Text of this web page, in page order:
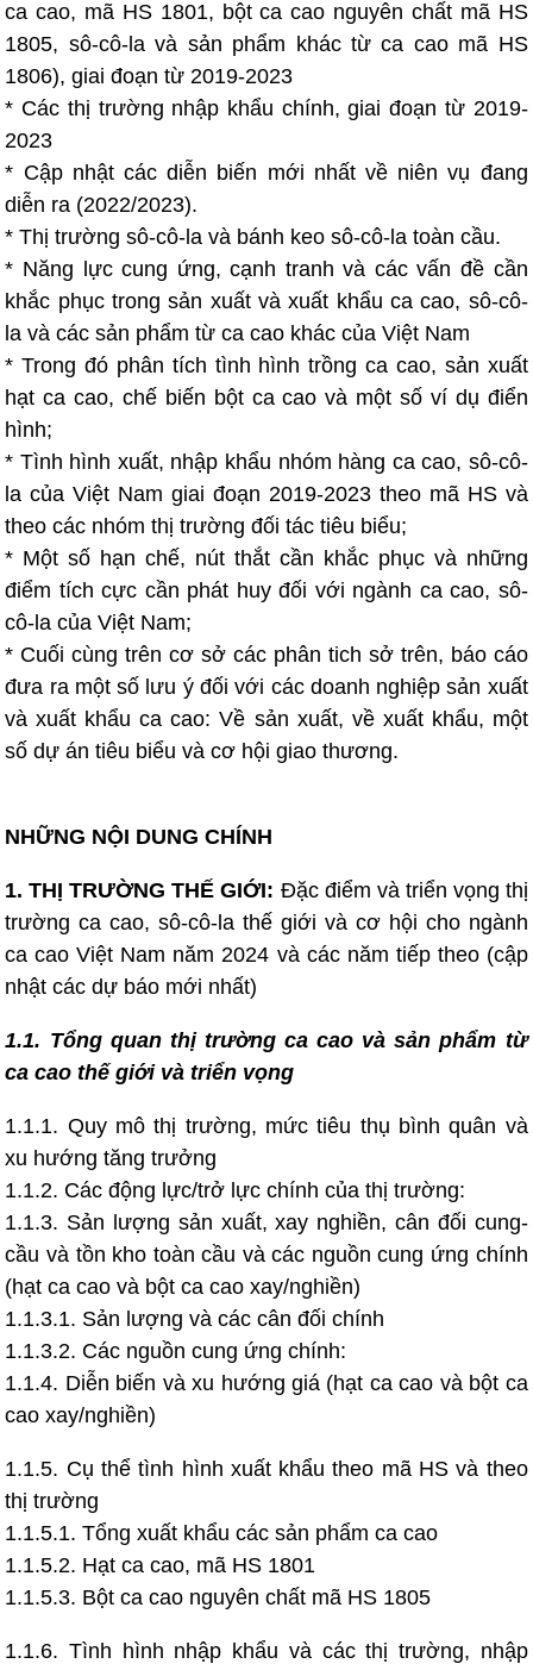
ca cao, mã HS 1801, bột ca cao nguyên chất mã HS
1805, sô-cô-la và sản phẩm khác từ ca cao mã HS
1806), giai đoạn từ 2019-2023
* Các thị trường nhập khẩu chính, giai đoạn từ 2019-
2023
* Cập nhật các diễn biến mới nhất về niên vụ đang
diễn ra (2022/2023).
* Thị trường sô-cô-la và bánh keo sô-cô-la toàn cầu.
* Năng lực cung ứng, cạnh tranh và các vấn đề cần
khắc phục trong sản xuất và xuất khẩu ca cao, sô-cô-
la và các sản phẩm từ ca cao khác của Việt Nam
* Trong đó phân tích tình hình trồng ca cao, sản xuất
hạt ca cao, chế biến bột ca cao và một số ví dụ điển
hình;
* Tình hình xuất, nhập khẩu nhóm hàng ca cao, sô-cô-
la của Việt Nam giai đoạn 2019-2023 theo mã HS và
theo các nhóm thị trường đối tác tiêu biểu;
* Một số hạn chế, nút thắt cần khắc phục và những
điểm tích cực cần phát huy đối với ngành ca cao, sô-
cô-la của Việt Nam;
* Cuối cùng trên cơ sở các phân tich sở trên, báo cáo
đưa ra một số lưu ý đối với các doanh nghiệp sản xuất
và xuất khẩu ca cao: Về sản xuất, về xuất khẩu, một
số dự án tiêu biểu và cơ hội giao thương.
NHỮNG NỘI DUNG CHÍNH
1. THỊ TRƯỜNG THẾ GIỚI: Đặc điểm và triển vọng thị
trường ca cao, sô-cô-la thế giới và cơ hội cho ngành
ca cao Việt Nam năm 2024 và các năm tiếp theo (cập
nhật các dự báo mới nhất)
1.1. Tổng quan thị trường ca cao và sản phẩm từ
ca cao thế giới và triển vọng
1.1.1. Quy mô thị trường, mức tiêu thụ bình quân và
xu hướng tăng trưởng
1.1.2. Các động lực/trở lực chính của thị trường:
1.1.3. Sản lượng sản xuất, xay nghiền, cân đối cung-
cầu và tồn kho toàn cầu và các nguồn cung ứng chính
(hạt ca cao và bột ca cao xay/nghiền)
1.1.3.1. Sản lượng và các cân đối chính
1.1.3.2. Các nguồn cung ứng chính:
1.1.4. Diễn biến và xu hướng giá (hạt ca cao và bột ca
cao xay/nghiền)
1.1.5. Cụ thể tình hình xuất khẩu theo mã HS và theo
thị trường
1.1.5.1. Tổng xuất khẩu các sản phẩm ca cao
1.1.5.2. Hạt ca cao, mã HS 1801
1.1.5.3. Bột ca cao nguyên chất mã HS 1805
1.1.6. Tình hình nhập khẩu và các thị trường, nhập